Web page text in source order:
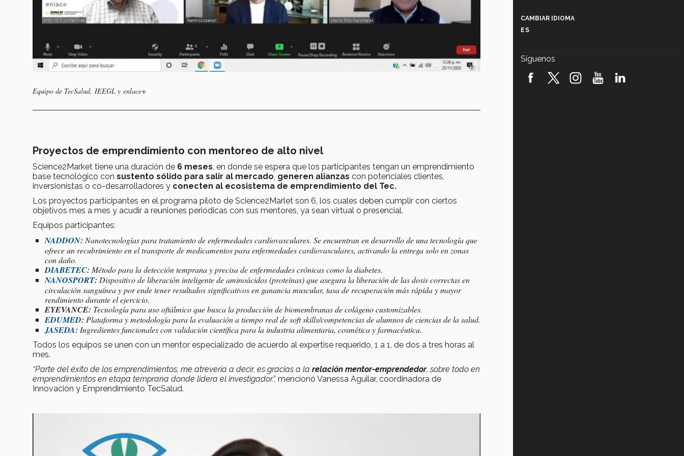
Equipo de TecSalud, IEEGL y enlace+
Proyectos de emprendimiento con mentoreo de alto nivel
Science2Market tiene una duración de 6 meses, en donde se espera que los participantes tengan un emprendimiento
base tecnológico con sustento sólido para salir al mercado, generen alianzas con potenciales clientes,
inversionistas o co-desarrolladores y conecten al ecosistema de emprendimiento del Tec.
Los proyectos participantes en el programa piloto de Science2Marlet son 6, los cuales deben cumplir con ciertos
objetivos mes a mes y acudir a reuniones periódicas con sus mentores, ya sean virtual o presencial.
Equipos participantes:
NADDON: Nanotecnologías para tratamiento de enfermedades cardiovasculares. Se encuentran en desarrollo de una tecnología que
ofrece un recubrimiento en el transporte de medicamentos para enfermedades cardiovasculares, activando la entrega solo en zonas
con daño.
DIABETEC: Método para la detección temprana y precisa de enfermedades crónicas como la diabetes.
NANOSPORT: Dispositivo de liberación inteligente de aminoácidos (proteínas) que asegura la liberación de las dosis correctas en
circulación sanguínea y por ende tener resultados significativos en ganancia muscular, tasa de recuperación más rápida y mayor
rendimiento durante el ejercicio.
EYEVANCE: Tecnología para uso oftálmico que busca la producción de biomembranas de colágeno customizables.
EDUMED: Plataforma y metodología para la evaluación a tiempo real de soft skills/competencias de alumnos de ciencias de la salud.
JASEDA: Ingredientes funcionales con validación científica para la industria alimentaria, cosmética y farmacéutica.
Todos los equipos se unen con un mentor especializado de acuerdo al expertise requerido, 1 a 1, de dos a tres horas al
mes.
“Parte del éxito de los emprendimientos, me atrevería a decir, es gracias a la relación mentor-emprendedor, sobre todo en
emprendimientos en etapa temprana donde lidera el investigador.”, mencionó Vanessa Aguilar, coordinadora de
Innovación y Emprendimiento TecSalud.
robótica FIRST 2026! (video)
CAMBIAR IDIOMA
ES
Síguenos